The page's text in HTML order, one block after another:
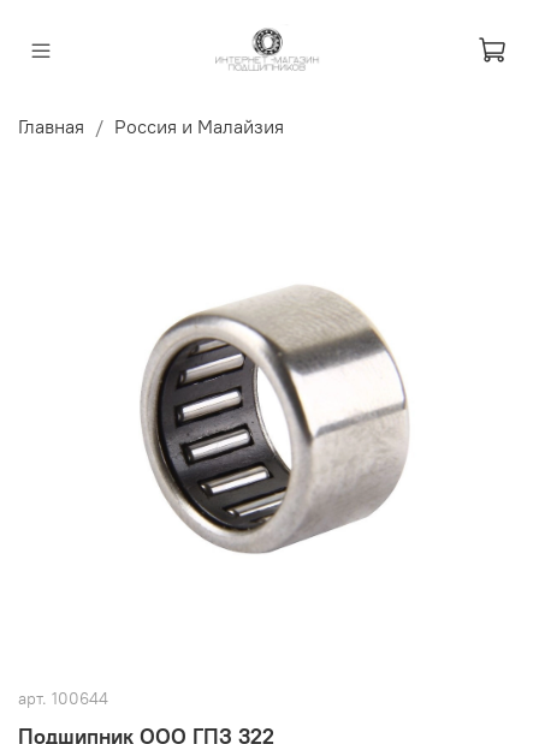
Главная Россия и Малайзия
арт. 100644
Подшипник ООО ГПЗ 322